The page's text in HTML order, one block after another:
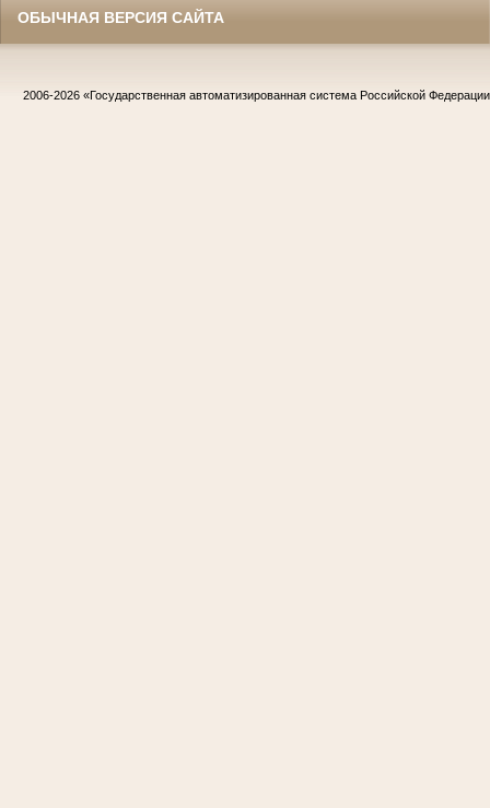
ОБЫЧНАЯ ВЕРСИЯ САЙТА
2006-2026 «Государственная автоматизированная система Российской